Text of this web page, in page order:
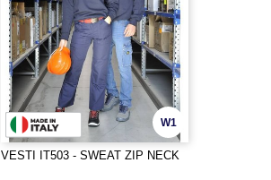
W1
VESTI IT503 - SWEAT ZIP NECK